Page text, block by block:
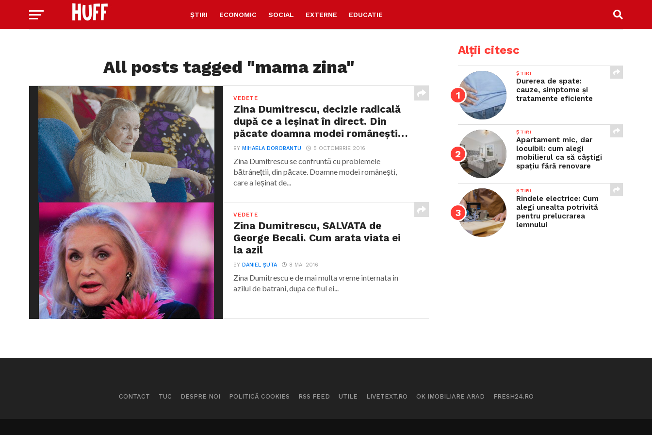
ȘTIRI ECONOMIC SOCIAL EXTERNE EDUCATIE
All posts tagged "mama zina"
VEDETE
Zina Dumitrescu, decizie radicală
după ce a leșinat în direct. Din
păcate doamna modei românești…
BYMIHAELA DOROBANTU 5 OCTOMBRIE 2016
Zina Dumitrescu se confruntă cu problemele
bătrânețtii, din păcate. Doamne modei românești,
care a leșinat de...
VEDETE
Zina Dumitrescu, SALVATA de
George Becali. Cum arata viata ei
la azil
BY DANIEL ȘUTA 8 MAI 2016
Zina Dumitrescu e de mai multa vreme internata in
azilul de batrani, dupa ce fiul ei...
Alții citesc
ȘTIRI
Durerea de spate:
cauze, simptome și
tratamente eficiente
ȘTIRI
Apartament mic, dar
locuibil: cum alegi
mobilierul ca să câștigi
spațiu fără renovare
ȘTIRI
Rindele electrice: Cum
alegi unealta potrivită
pentru prelucrarea
lemnului
CONTACT TUC DESPRE NOI POLITICĂ COOKIES RSS FEED UTILE LIVETEXT.RO OK IMOBILIARE ARAD FRESH24.RO